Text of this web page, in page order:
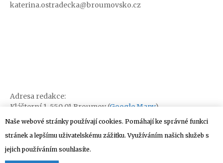
katerina.ostradecka@broumovsko.cz
Adresa redakce:
Klášterní 1, 550 01 Broumov (Google Mapy)
Naše webové stránky používají cookies. Pomáhají ke správné funkci
stránek a lepšímu uživatelskému zážitku. Využíváním našich služeb s
jejich používáním souhlasíte.